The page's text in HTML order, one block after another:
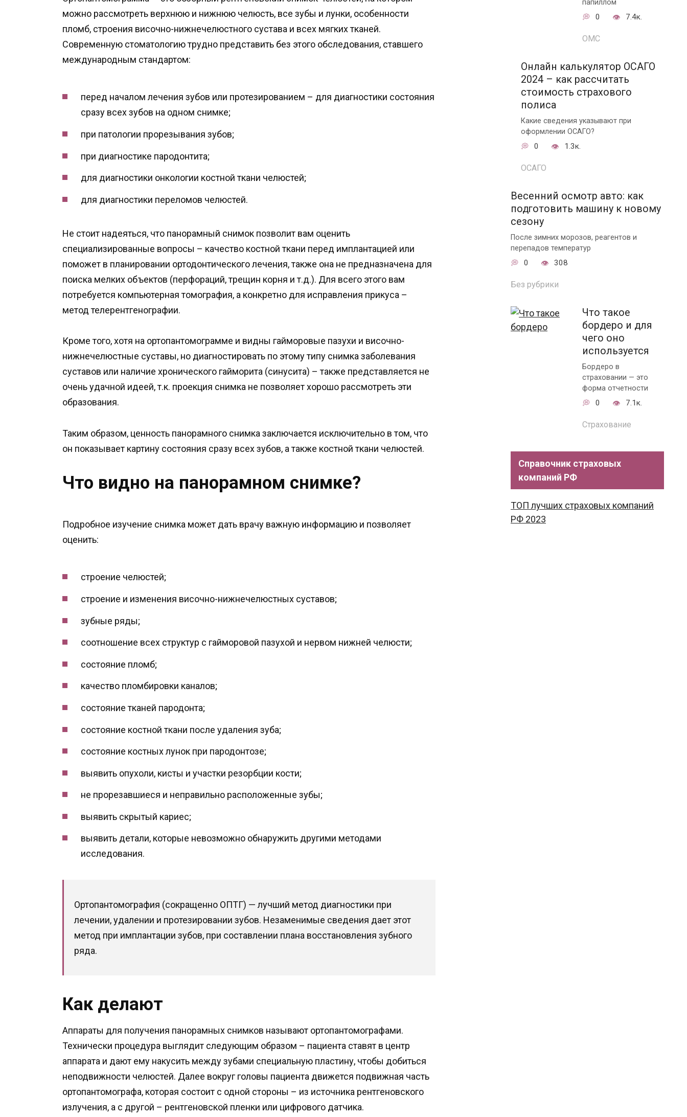
можно рассмотреть верхнюю и нижнюю челюсть, все зубы и лунки, особенности
пломб, строения височно-нижнечелюстного сустава и всех мягких тканей.
Современную стоматологию трудно представить без этого обследования, ставшего
международным стандартом:
перед началом лечения зубов или протезированием – для диагностики состояния
сразу всех зубов на одном снимке;
при патологии прорезывания зубов;
при диагностике пародонтита;
для диагностики онкологии костной ткани челюстей;
для диагностики переломов челюстей.
Не стоит надеяться, что панорамный снимок позволит вам оценить
специализированные вопросы – качество костной ткани перед имплантацией или
поможет в планировании ортодонтического лечения, также она не предназначена для
поиска мелких объектов (перфораций, трещин корня и т.д.). Для всего этого вам
потребуется компьютерная томография, а конкретно для исправления прикуса –
метод телерентгенографии.
Кроме того, хотя на ортопантомограмме и видны гайморовые пазухи и височно-
нижнечелюстные суставы, но диагностировать по этому типу снимка заболевания
суставов или наличие хронического гайморита (синусита) – также представляется не
очень удачной идеей, т.к. проекция снимка не позволяет хорошо рассмотреть эти
образования.
Таким образом, ценность панорамного снимка заключается исключительно в том, что
он показывает картину состояния сразу всех зубов, а также костной ткани челюстей.
Что видно на панорамном снимке?
Подробное изучение снимка может дать врачу важную информацию и позволяет
оценить:
строение челюстей;
строение и изменения височно-нижнечелюстных суставов;
зубные ряды;
соотношение всех структур с гайморовой пазухой и нервом нижней челюсти;
состояние пломб;
качество пломбировки каналов;
состояние тканей пародонта;
состояние костной ткани после удаления зуба;
состояние костных лунок при пародонтозе;
выявить опухоли, кисты и участки резорбции кости;
не прорезавшиеся и неправильно расположенные зубы;
выявить скрытый кариес;
выявить детали, которые невозможно обнаружить другими методами
исследования.
Ортопантомография (сокращенно ОПТГ) — лучший метод диагностики при
лечении, удалении и протезировании зубов. Незаменимые сведения дает этот
метод при имплантации зубов, при составлении плана восстановления зубного
ряда.
Как делают
Аппараты для получения панорамных снимков называют ортопантомографами.
Технически процедура выглядит следующим образом – пациента ставят в центр
аппарата и дают ему накусить между зубами специальную пластину, чтобы добиться
неподвижности челюстей. Далее вокруг головы пациента движется подвижная часть
ортопантомографа, которая состоит с одной стороны – из источника рентгеновского
излучения, а с другой – рентгеновской пленки или цифрового датчика.
папиллом
0 7.4к.
ОМС
Онлайн калькулятор ОСАГО
2024 – как рассчитать
стоимость страхового
полиса
Какие сведения указывают при
оформлении ОСАГО?
0 1.3к.
ОСАГО
Весенний осмотр авто: как
подготовить машину к новому
сезону
После зимних морозов, реагентов и
перепадов температур
0 308
Без рубрики
Что такое
бордеро и для
чего оно
используется
Бордеро в
страховании — это
форма отчетности
0 7.1к.
Страхование
Справочник страховых
компаний РФ
ТОП лучших страховых компаний
РФ 2023